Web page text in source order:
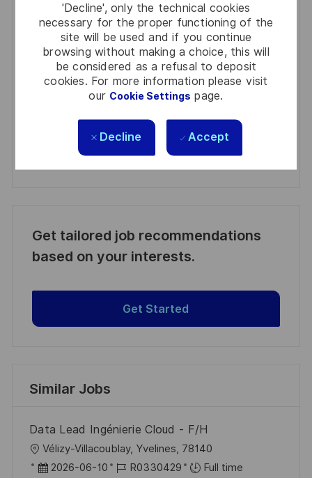
'Decline', only the technical cookies
necessary for the proper functioning of the
site will be used and if you continue
browsing without making a choice, this will
be considered as a refusal to deposit
cookies. For more information please visit
our Cookie Settings page.
Decline Accept
Email
address
(Required)
Required
Review and agree to the terms of processing
personal information
Activate
Manage alerts
Get tailored job recommendations
based on your interests.
Get Started
Similar Jobs
Data Lead Ingénierie Cloud - F/H
L
o
Vélizy-Villacoublay, Yvelines, 78140
P 2026-06-10
J
R0330429
Full time